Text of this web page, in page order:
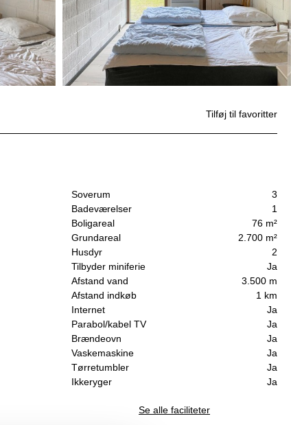
Soverum
3
Badeværelser
1
Boligareal
76 m²
Grundareal
2.700 m²
Husdyr
2
Tilbyder miniferie
Ja
Afstand vand
3.500 m
Afstand indkøb
1 km
Internet
Ja
Parabol/kabel TV
Ja
Brændeovn
Ja
Vaskemaskine
Ja
Tørretumbler
Ja
Ikkeryger
Ja
Se alle faciliteter
Tilføj til favoritter